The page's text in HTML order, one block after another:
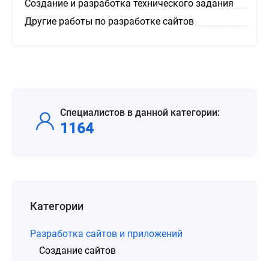
Создание и разработка технического задания
Другие работы по разработке сайтов
Специалистов в данной категории:
1164
Категории
Разработка сайтов и приложений
Создание сайтов